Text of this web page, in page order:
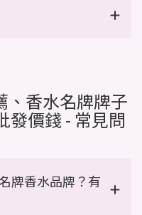
、香水名牌牌子
發價錢 - 常見問
牌香水品牌？有